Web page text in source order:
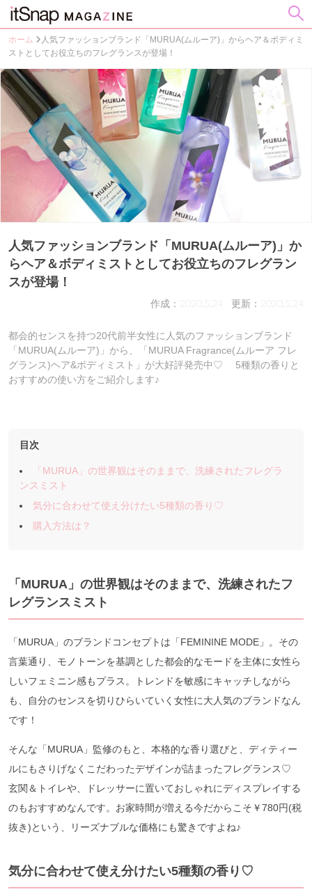
ホーム
人気ファッションブランド「MURUA(ムルーア)」からヘア＆ボディミ
ストとしてお役立ちのフレグランスが登場！
人気ファッションブランド「MURUA(ムルーア)」か
らヘア＆ボディミストとしてお役立ちのフレグラン
スが登場！
作成：2020.5.24 更新：2020.5.24
都会的センスを持つ20代前半女性に人気のファッションブランド
「MURUA(ムルーア)」から、「MURUA Fragrance(ムルーア フレ
グランス)ヘア&ボディミスト」が大好評発売中♡ 5種類の香りと
おすすめの使い方をご紹介します♪
目次
「MURUA」の世界観はそのままで、洗練されたフレグラ
ンスミスト
気分に合わせて使え分けたい5種類の香り♡
購入方法は？
「MURUA」の世界観はそのままで、洗練されたフ
レグランスミスト
「MURUA」のブランドコンセプトは「FEMININE MODE」。その
言葉通り、モノトーンを基調とした都会的なモードを主体に女性ら
しいフェミニン感もプラス。トレンドを敏感にキャッチしながら
も、自分のセンスを切りひらいていく女性に大人気のブランドなん
です！
そんな「MURUA」監修のもと、本格的な香り選びと、ディティー
ルにもさりげなくこだわったデザインが詰まったフレグランス♡
玄関＆トイレや、ドレッサーに置いておしゃれにディスプレイする
のもおすすめなんです。お家時間が増える今だからこそ￥780円(税
抜き)という、リーズナブルな価格にも驚きですよね♪
気分に合わせて使え分けたい5種類の香り♡